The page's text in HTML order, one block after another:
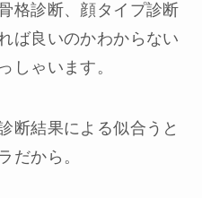
格診断、顔タイプ診断
ば良いのかわからない
しゃいます。
断結果による似合うと
だから。